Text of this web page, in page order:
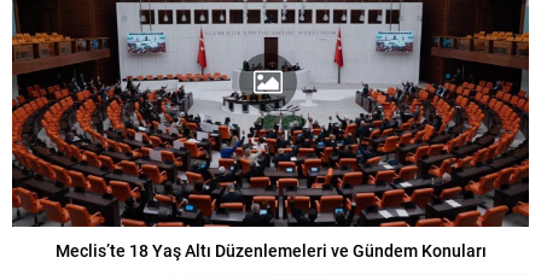
Meclis’te 18 Yaş Altı Düzenlemeleri ve Gündem Konuları